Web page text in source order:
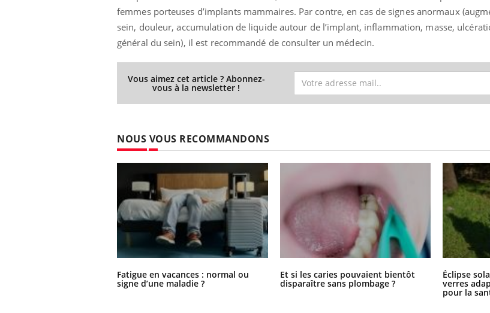
femmes porteuses d’implants mammaires. Par contre, en cas de signes anormaux
sein, douleur, accumulation de liquide autour de l’implant, inflammation, masse,
général du sein), il est recommandé de consulter un médecin.
Vous aimez cet article ? Abonnez-
vous à la newsletter !
NOUS VOUS RECOMMANDONS
Fatigue en vacances : normal ou
signe d’une maladie ?
Et si les caries pouvaient bientôt
disparaître sans plombage ?
Éclipse
verres
pour la